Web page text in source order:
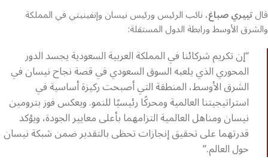
قالتييري صباغ، نائب الرئيس ورئيس نيسان وإنفينيتي في المملكة
والشرق الأوسط ورابطة الدول المستقلة:
“إن تكريم شركائنا في المملكة العربية السعودية يجسد الدور
المحوري الذي يلعبه السوق السعودي في قصة نجاح نيسان في
الشرق الأوسط، المنطقة التي أصبحت ركيزة أساسية في
استراتيجيتنا العالمية ومحركًا رئيسيًا للنمو. ويعكس فوز بترومين
نيسان ومناهل العالمية التزامهما بأعلى معايير الجودة، ويؤكد
قدرتهما على تحقيق إنجازات تحظى بالتقدير ضمن شبكة نيسان
حول العالم.”